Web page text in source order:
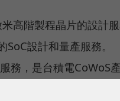
高階製程晶片的設計服
SoC設計和量產服務。
務，是台積電CoWoS